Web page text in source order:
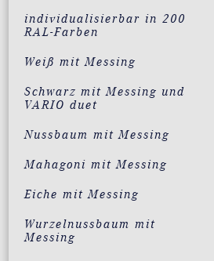
individualisierbar in 200
RAL-Farben
Weiß mit Messing
Schwarz mit Messing und
VARIO duet
Nussbaum mit Messing
Mahagoni mit Messing
Eiche mit Messing
Wurzelnussbaum mit
Messing